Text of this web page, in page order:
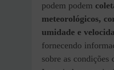
podem podem
meteorológicos,
umidade e
fornecendo
sobre as condições